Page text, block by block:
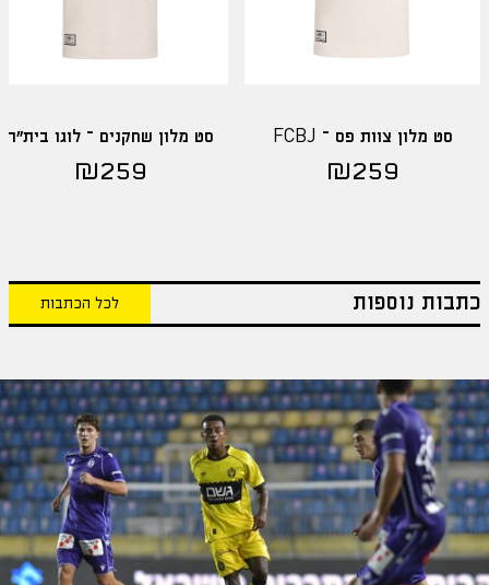
סט מלון צוות פס – FCBJ
₪259
סט מלון שחקנים – לוגו בית"ר
₪259
כתבות נוספות לכל הכתבות